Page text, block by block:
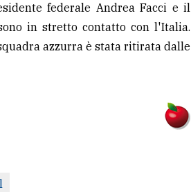
federale Andrea Facci e il
in stretto contatto con l'Italia.
azzurra è stata ritirata dalle